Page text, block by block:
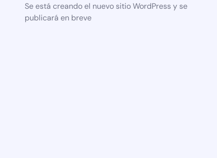
Se está creando el nuevo sitio WordPress y se
publicará en breve